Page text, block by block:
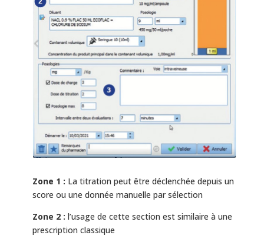
Zone 1 : La titration peut être déclenchée depuis un
score ou une donnée manuelle par sélection
Zone 2 : l’usage de cette section est similaire à une
prescription classique